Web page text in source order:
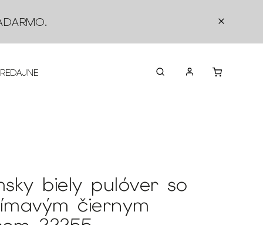
.
KONTAKTY
biely pulóver so
čiernym